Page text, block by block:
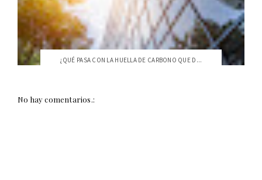
¿QUÉ PASA CON LA HUELLA DE CARBONO QUE D...
No hay comentarios.: